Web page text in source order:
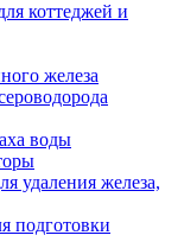
коттеджей и
железа
воды
удаления железа,
подготовки